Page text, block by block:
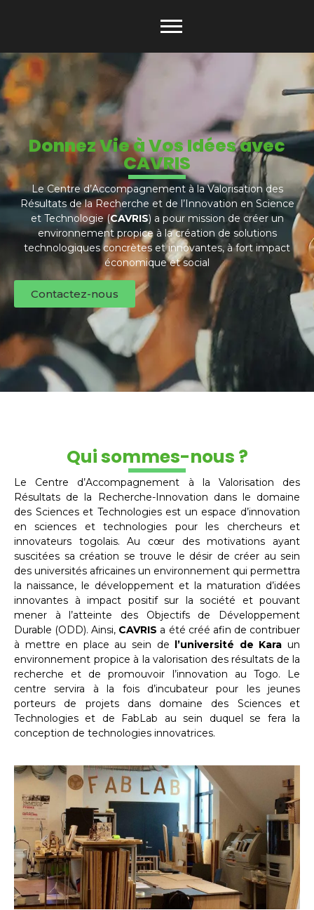
Donnez Vie à Vos Idées avec
CAVRIS
Le Centre d’Accompagnement à la Valorisation des
Résultats de la Recherche et de l’Innovation en Science
et Technologie (CAVRIS) a pour mission de créer un
environnement propice à la création de solutions
technologiques concrètes et innovantes, à fort impact
économique et social
Contactez-nous
Qui sommes-nous ?
Le Centre d’Accompagnement à la Valorisation des
Résultats de la Recherche-Innovation dans le domaine
des Sciences et Technologies est un espace d’innovation
en sciences et technologies pour les chercheurs et
innovateurs togolais. Au cœur des motivations ayant
suscitées sa création se trouve le désir de créer au sein
des universités africaines un environnement qui permettra
la naissance, le développement et la maturation d’idées
innovantes à impact positif sur la société et pouvant
mener à l’atteinte des Objectifs de Développement
Durable (ODD). Ainsi, CAVRIS a été créé afin de contribuer
à mettre en place au sein de
l’université de Kara un
environnement propice à la valorisation des résultats de la
recherche et de promouvoir l’innovation au Togo. Le
centre servira à la fois d’incubateur pour les jeunes
porteurs de projets dans domaine des Sciences et
Technologies et de FabLab au sein duquel se fera la
conception de technologies innovatrices.